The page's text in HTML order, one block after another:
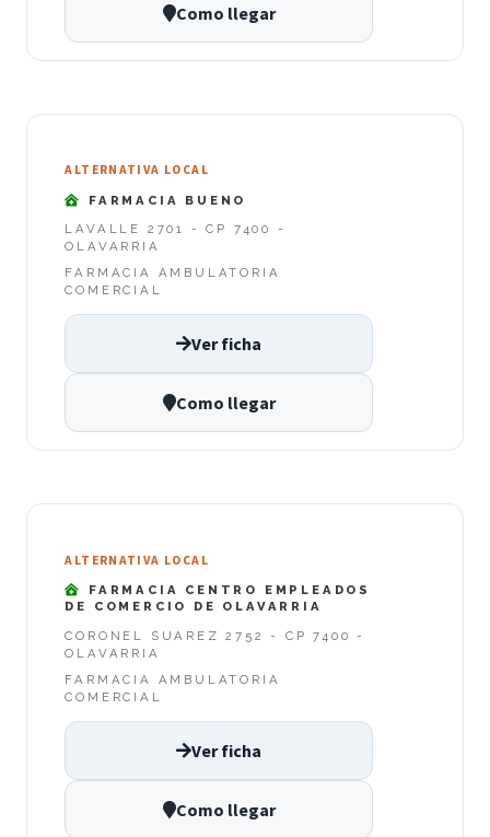
Como llegar
ALTERNATIVA LOCAL
FARMACIA BUENO
LAVALLE 2701 - CP 7400 -
OLAVARRIA
FARMACIA AMBULATORIA
COMERCIAL
Ver ficha
Como llegar
ALTERNATIVA LOCAL
FARMACIA CENTRO EMPLEADOS
DE COMERCIO DE OLAVARRIA
CORONEL SUAREZ 2752 - CP 7400 -
OLAVARRIA
FARMACIA AMBULATORIA
COMERCIAL
Ver ficha
Como llegar